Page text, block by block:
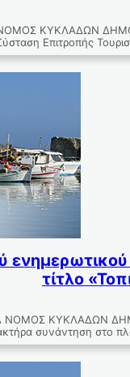
ΚΥΚΛΑΔΩΝ ΔΗΜΟΣ
Επιτροπής
τίτλο
ΚΥΚΛΑΔΩΝ
συνάντηση στο